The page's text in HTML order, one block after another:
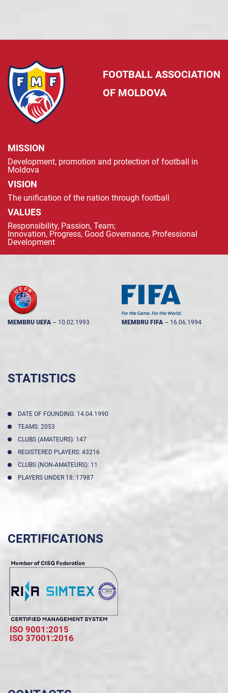
FOOTBALL ASSOCIATION
OF MOLDOVA
MISSION
Development, promotion and protection of football in
Moldova
VISION
The unification of the nation through football
VALUES
Responsibility, Passion, Team;
Innovation, Progress, Good Governance, Professional
Development
MEMBRU UEFA -- 10.02.1993 MEMBRU FIFA -- 16.06.1994
STATISTICS
DATE OF FOUNDING: 14.04.1990
TEAMS: 2053
CLUBS (AMATEURS): 147
REGISTERED PLAYERS: 43216
CLUBS (NON-AMATEURS): 11
PLAYERS UNDER 18: 17987
CERTIFICATIONS
ISO 9001:2015
ISO 37001:2016